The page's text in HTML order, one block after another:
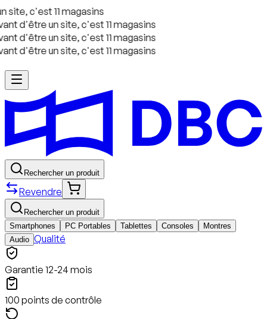
site, c'est 11 magasins
d'être un site, c'est 11 magasins
d'être un site, c'est 11 magasins
d'être un site, c'est 11 magasins
Rechercher un produit
Revendre
Rechercher un produit
Smartphones
PC Portables Tablettes Consoles
Montres
Audio Qualité
Garantie 12-24 mois
100 points de contrôle